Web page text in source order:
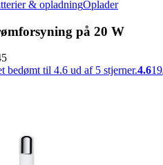
& opladningOplader
på 20 W
bedømt til 4.6 ud af 5 stjerner.4.619